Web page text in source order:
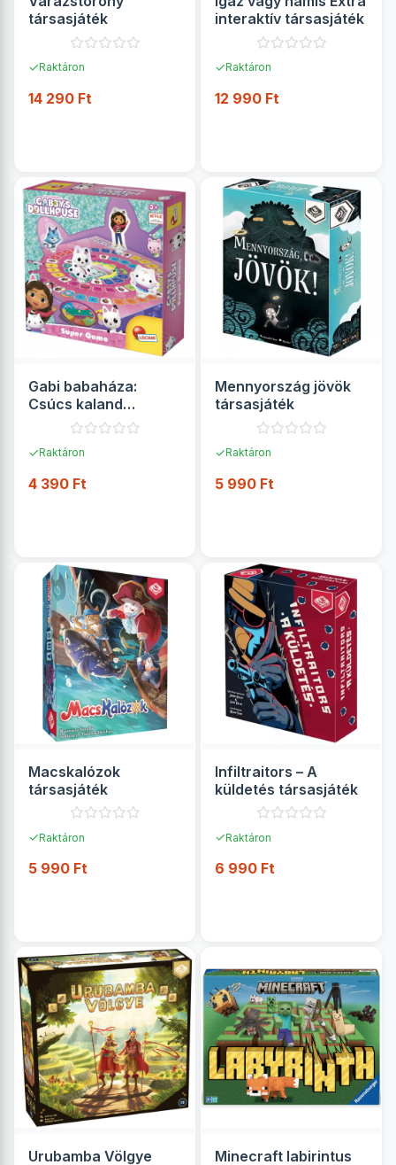
társasjáték
✓Raktáron
14 290 Ft
interaktív társasjáték
✓Raktáron
12 990 Ft
Gabi babaháza:
Csúcs kaland
társasjáték - Lisciani
✓Raktáron
4 390 Ft
Mennyország jövök
társasjáték
✓Raktáron
5 990 Ft
Macskalózok
társasjáték
✓Raktáron
5 990 Ft
Infiltraitors – A
küldetés társasjáték
✓Raktáron
6 990 Ft
Urubamba Völgye
Minecraft labirintus